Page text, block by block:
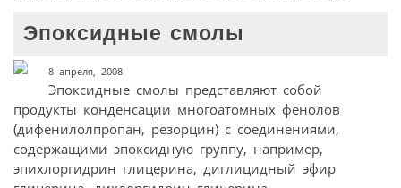
Эпоксидные смолы
8 апреля, 2008
Эпоксидные смолы представляют собой
продукты конденсации многоатомных фенолов
(дифенилолпропан, резорцин) с соединениями,
содержащими эпоксидную группу, например,
эпихлоргидрин глицерина, диглицидный эфир